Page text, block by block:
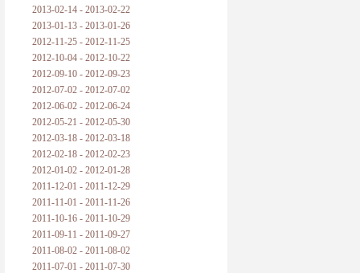
2013-02-14 - 2013-02-22
2013-01-13 - 2013-01-26
2012-11-25 - 2012-11-25
2012-10-04 - 2012-10-22
2012-09-10 - 2012-09-23
2012-07-02 - 2012-07-02
2012-06-02 - 2012-06-24
2012-05-21 - 2012-05-30
2012-03-18 - 2012-03-18
2012-02-18 - 2012-02-23
2012-01-02 - 2012-01-28
2011-12-01 - 2011-12-29
2011-11-01 - 2011-11-26
2011-10-16 - 2011-10-29
2011-09-11 - 2011-09-27
2011-08-02 - 2011-08-02
2011-07-01 - 2011-07-30